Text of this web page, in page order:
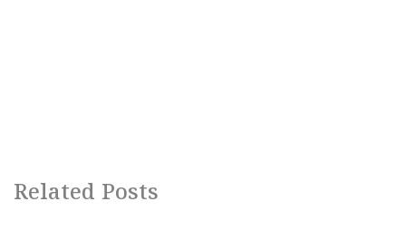
Related Posts